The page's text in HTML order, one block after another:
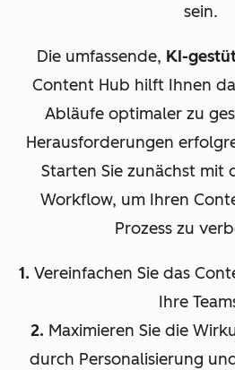
sein.
Die umfassende, KI-
Content Hub hilft Ihnen
Abläufe optimaler zu
Herausforderungen
Starten Sie zunächst mit
Workflow, um Ihren
Prozess zu
1. Vereinfachen Sie das
Ihre
2. Maximieren Sie die
durch Personalisierung